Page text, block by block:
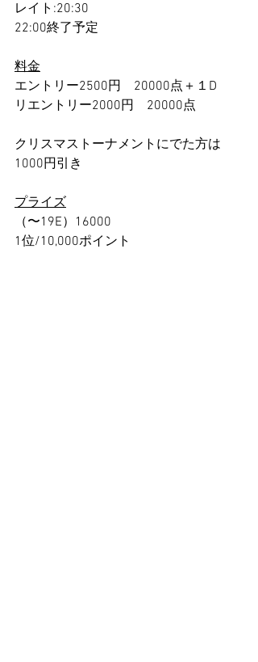
レイト:20:30
22:00終了予定
料金
エントリー2500円　20000点＋１D
リエントリー2000円　20000点
クリスマストーナメントにでた方は
1000円引き
プライズ
（〜19E）16000
1位/10,000ポイント